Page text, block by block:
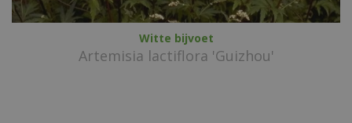
Witte bijvoet
Artemisia lactiflora 'Guizhou'